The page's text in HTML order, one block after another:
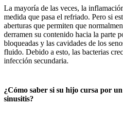
La mayoría de las veces, la
medida que pasa el refriado. Pero si
aberturas que permiten que
derramen su contenido hacia la parte
bloqueadas y las cavidades de los
fluido. Debido a esto, las bacterias
infección secundaria.
¿Cómo saber si su hijo cursa por
sinusitis?